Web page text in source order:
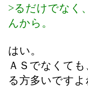
>るだけでなく
んから。
はい。
ＡＳでなくて
る方多いですよ